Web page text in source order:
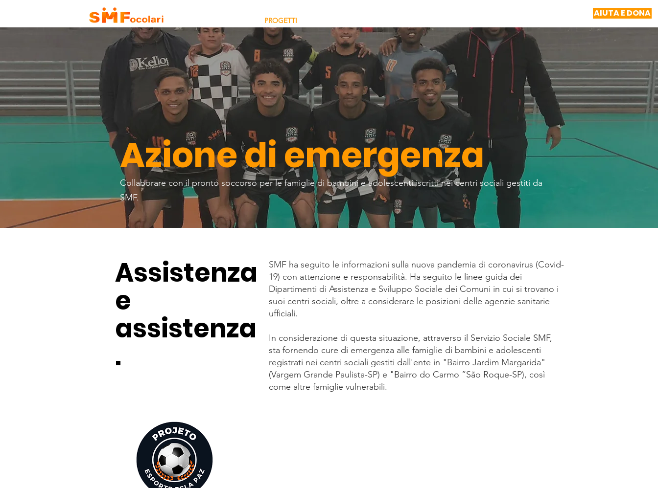
AIUTA E DONA
PROGETTI
Azione di emergenza
Collaborare con il pronto soccorso per le famiglie di bambini e adolescenti iscritti nei centri sociali gestiti da
SMF.
Assistenza
e
assistenza
.
SMF ha seguito le informazioni sulla nuova pandemia di coronavirus (Covid-
19) con attenzione e responsabilità. Ha seguito le linee guida dei
Dipartimenti di Assistenza e Sviluppo Sociale dei Comuni in cui si trovano i
suoi centri sociali, oltre a considerare le posizioni delle agenzie sanitarie
ufficiali.
In considerazione di questa situazione, attraverso il Servizio Sociale SMF,
sta fornendo cure di emergenza alle famiglie di bambini e adolescenti
registrati nei centri sociali gestiti dall'ente in "Bairro Jardim Margarida"
(Vargem Grande Paulista-SP) e "Bairro do Carmo ”São Roque-SP), così
come altre famiglie vulnerabili.